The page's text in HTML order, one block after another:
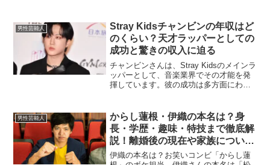
ジミンの本名は「パク・ジミン」です。
韓国語では「박지민」と...
男性芸能人
Stray Kidsチャンビンの年収はど
のくらい？天才ラッパーとしての
成功と驚きの収入に迫る
チャンビンさんは、Stray Kidsのメインラ
ッパーとして、音楽業界でその才能を発
揮しています。彼の成功は多方面にわた
深掘りし、彼のキャリアとその裏にある
収入を予想し...
男性芸能人
からし蓮根・伊織の本名は？身
長・学歴・趣味・特技まで徹底解
説！離婚後の現在や家族について
も紹介
伊織の本名は？お笑いコンビ「からし蓮